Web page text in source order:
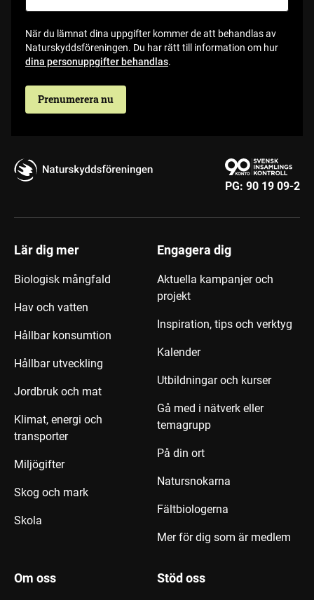
När du lämnat dina uppgifter kommer de att behandlas av
Naturskyddsföreningen. Du har rätt till information om hur
dina personuppgifter behandlas.
Prenumerera nu
PG: 90 19 09-2
Lär dig mer
Biologisk mångfald
Hav och vatten
Hållbar konsumtion
Hållbar utveckling
Jordbruk och mat
Klimat, energi och
transporter
Miljögifter
Skog och mark
Skola
Engagera dig
Aktuella kampanjer och
projekt
Inspiration, tips och verktyg
Kalender
Utbildningar och kurser
Gå med i nätverk eller
temagrupp
På din ort
Natursnokarna
Fältbiologerna
Mer för dig som är medlem
Om oss Stöd oss